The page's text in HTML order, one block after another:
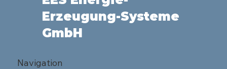
Erzeugung-Systeme
GmbH
Navigation